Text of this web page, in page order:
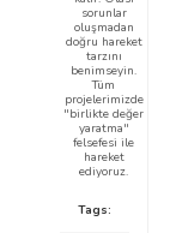
sorunlar
oluşmadan
doğru hareket
tarzını
benimseyin.
Tüm
projelerimizde
"birlikte değer
yaratma"
felsefesi ile
hareket
ediyoruz.
Tags: